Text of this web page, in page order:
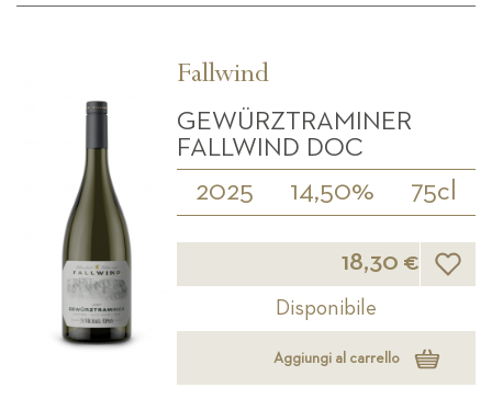
Fallwind
GEWÜRZTRAMINER
FALLWIND DOC
2025 14,50% 75cl
18,30 € Lista
Disponibile
Aggiungi al carrello